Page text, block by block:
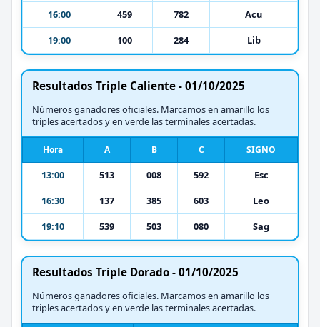
16:00
459 782
Acu
19:00
100 284 Lib
Resultados Triple Caliente - 01/10/2025
Números ganadores oficiales. Marcamos en amarillo los
triples acertados y en verde las terminales acertadas.
Hora A B C SIGNO
13:00 513 008 592
Esc
16:30
137 385 603
Leo
19:10
539 503 080 Sag
Resultados Triple Dorado - 01/10/2025
Números ganadores oficiales. Marcamos en amarillo los
triples acertados y en verde las terminales acertadas.